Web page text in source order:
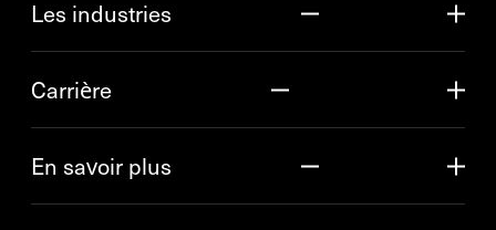
Les industries
Carrière
En savoir plus